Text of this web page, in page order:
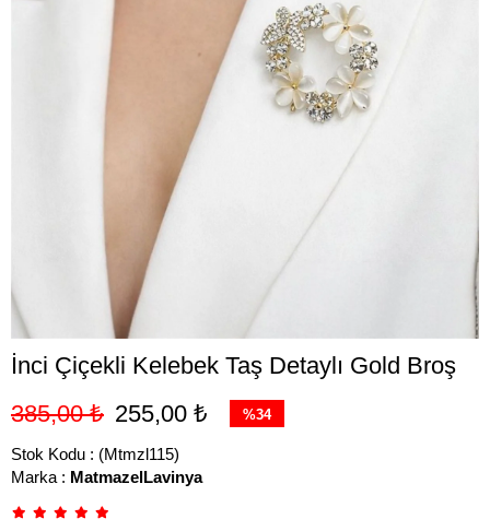
İnci Çiçekli Kelebek Taş Detaylı Gold Broş
385,00 ₺ 255,00 ₺ %34
Stok Kodu
(Mtmzl115)
Marka : MatmazelLavinya